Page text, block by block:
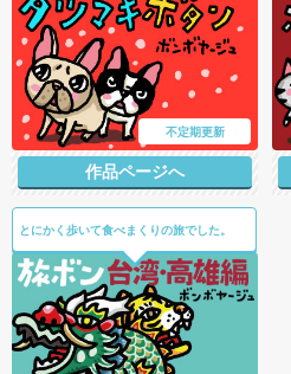
不定期更新
作品ページへ
とにかく歩いて食べまくりの旅でした。